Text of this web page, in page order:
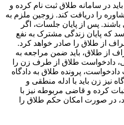
در سامانه طلاق ثبت نام کرده و
را دریافت کند. زوجین ملزم به
پس از پایان جلسات، اگر
که پایان زندگی مشترک به نفع
از طلاق را صادر خواهد کرد.
از طلاق، باید ضمن مراجعه به
دادخواست طلاق از طرف زن را
پرونده طلاق به دادگاه
نیز زن باید با ادله منطقی و
کرده و قاضی مربوطه نیز با
در صورت امکان حکم طلاق را